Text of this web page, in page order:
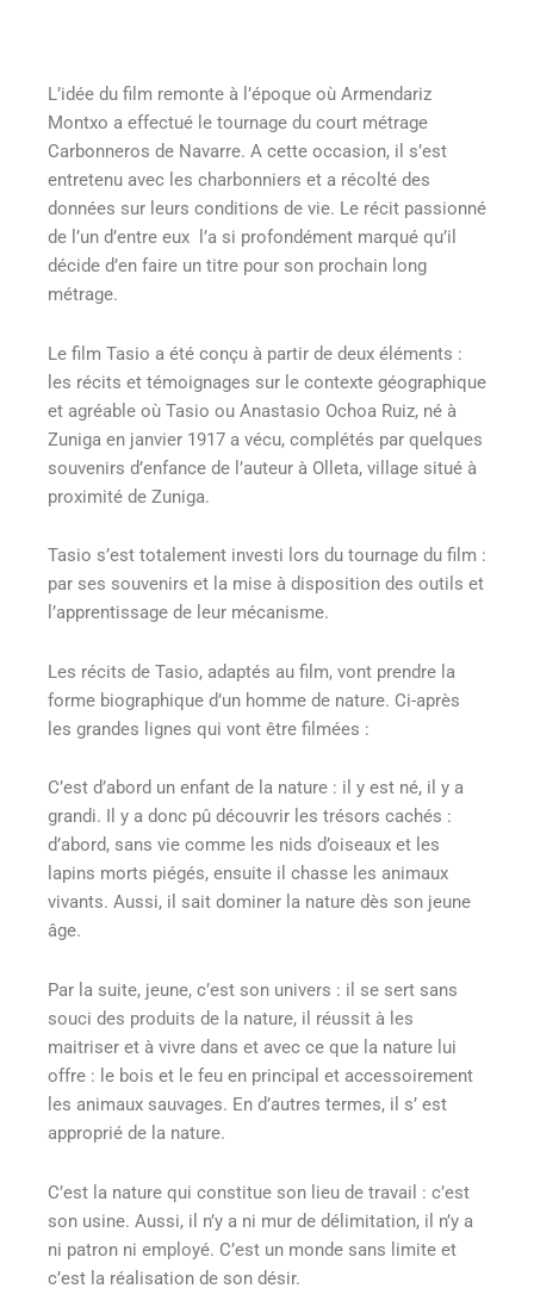
L’idée du film remonte à l’époque où Armendariz
Montxo a effectué le tournage du court métrage
Carbonneros de Navarre. A cette occasion, il s’est
entretenu avec les charbonniers et a récolté des
données sur leurs conditions de vie. Le récit passionné
de l’un d’entre eux l’a si profondément marqué qu’il
décide d’en faire un titre pour son prochain long
métrage.
Le film Tasio a été conçu à partir de deux éléments :
les récits et témoignages sur le contexte géographique
et agréable où Tasio ou Anastasio Ochoa Ruiz, né à
Zuniga en janvier 1917 a vécu, complétés par quelques
souvenirs d’enfance de l’auteur à Olleta, village situé à
proximité de Zuniga.
Tasio s’est totalement investi lors du tournage du film :
par ses souvenirs et la mise à disposition des outils et
l’apprentissage de leur mécanisme.
Les récits de Tasio, adaptés au film, vont prendre la
forme biographique d’un homme de nature. Ci-après
les grandes lignes qui vont être filmées :
C’est d’abord un enfant de la nature : il y est né, il y a
grandi. Il y a donc pû découvrir les trésors cachés :
d’abord, sans vie comme les nids d’oiseaux et les
lapins morts piégés, ensuite il chasse les animaux
vivants. Aussi, il sait dominer la nature dès son jeune
âge.
Par la suite, jeune, c’est son univers : il se sert sans
souci des produits de la nature, il réussit à les
maitriser et à vivre dans et avec ce que la nature lui
offre : le bois et le feu en principal et accessoirement
les animaux sauvages. En d’autres termes, il s’ est
approprié de la nature.
C’est la nature qui constitue son lieu de travail : c’est
son usine. Aussi, il n’y a ni mur de délimitation, il n’y a
ni patron ni employé. C’est un monde sans limite et
c’est la réalisation de son désir.